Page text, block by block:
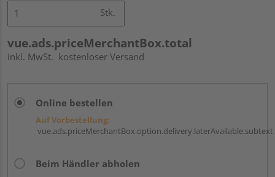
Stk.
vue.ads.priceMerchantBox.total
inkl. MwSt. kostenloser Versand
Online bestellen
Auf Vorbestellung:
vue.ads.priceMerchantBox.option.delivery.laterAvailable.subtext
Beim Händler abholen